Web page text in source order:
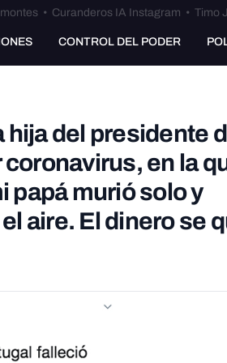
• Curanderos IA Instagram • Timo
CONTROL DEL PODER
hija del presidente
coronavirus, en la
papá murió solo y
aire. El dinero se